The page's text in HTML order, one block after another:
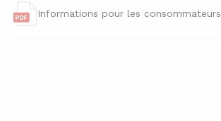
Informations pour les consommateurs